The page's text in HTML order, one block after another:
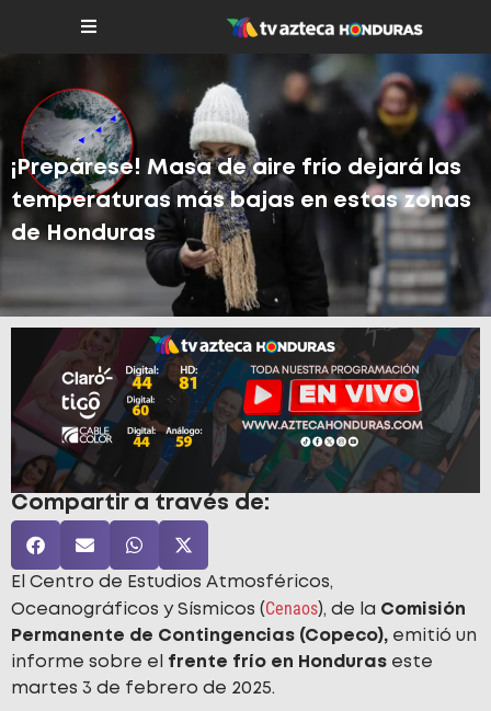
¡Prepárese! Masa de aire frío dejará las
temperaturas más bajas en estas zonas
de Honduras
Compartir a través de:
El Centro de Estudios Atmosféricos,
Oceanográficos y Sísmicos ( Cenaos), de la Comisión
Permanente de Contingencias (Copeco), emitió un
informe sobre el frente frío en Honduras este
martes 3 de febrero de 2025.